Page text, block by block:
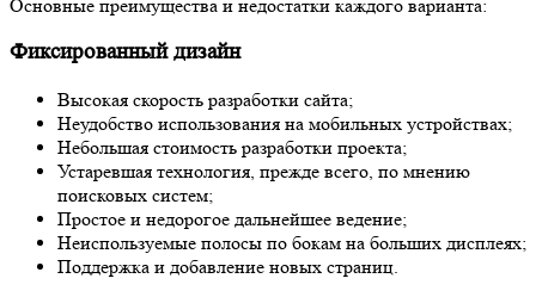
Основные преимущества и недостатки каждого варианта:
Фиксированный дизайн
Высокая скорость разработки сайта;
Неудобство использования на мобильных устройствах;
Небольшая стоимость разработки проекта;
Устаревшая технология, прежде всего, по мнению
поисковых систем;
Простое и недорогое дальнейшее ведение;
Неиспользуемые полосы по бокам на больших дисплеях;
Поддержка и добавление новых страниц.